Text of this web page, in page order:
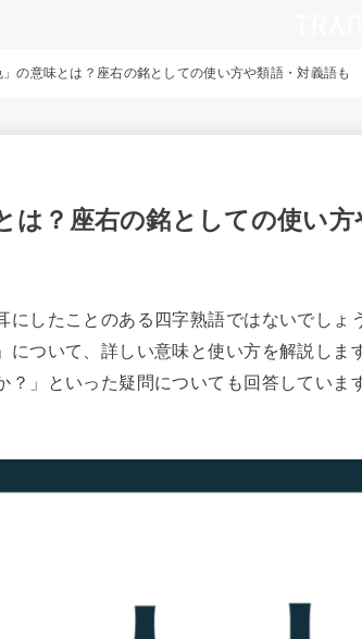
の意味とは？座右の銘としての使い方や類語・対義語も
は？座右の銘としての使い
にしたことのある四字熟語ではないでしょ
について、詳しい意味と使い方を解説しま
？」といった疑問についても回答していま